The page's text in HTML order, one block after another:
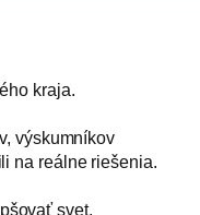
kraja.
výskumníkov
na reálne riešenia.
svet.